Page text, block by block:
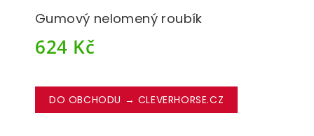
Gumový nelomený roubík
624 Kč
DO OBCHODU → CLEVERHORSE.CZ